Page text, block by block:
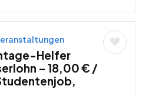
Helfer
– 18,00 € /